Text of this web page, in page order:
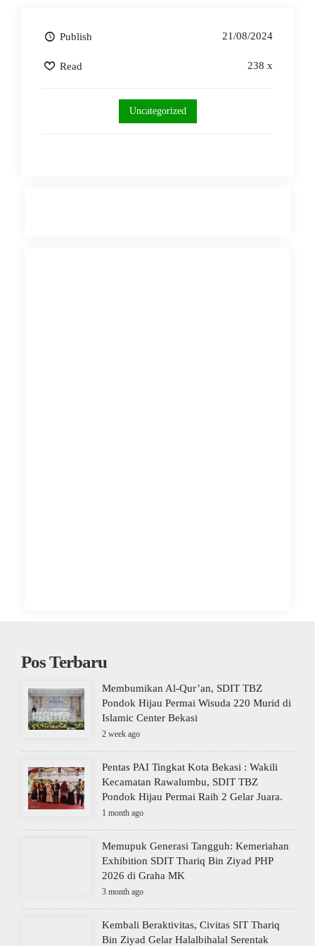
Publish 21/08/2024
Read 238 x
Uncategorized
Pos Terbaru
Membumikan Al-Qur’an, SDIT TBZ
Pondok Hijau Permai Wisuda 220 Murid di
Islamic Center Bekasi
2 week ago
Pentas PAI Tingkat Kota Bekasi : Wakili
Kecamatan Rawalumbu, SDIT TBZ
Pondok Hijau Permai Raih 2 Gelar Juara.
1 month ago
Memupuk Generasi Tangguh: Kemeriahan
Exhibition SDIT Thariq Bin Ziyad PHP
2026 di Graha MK
3 month ago
Kembali Beraktivitas, Civitas SIT Thariq
Bin Ziyad Gelar Halalbihalal Serentak